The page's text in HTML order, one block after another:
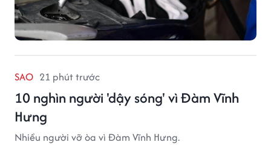
SAO 21 phút trước
10 nghìn người 'dậy sóng' vì Đàm Vĩnh
Hưng
Nhiều người vỡ òa vì Đàm Vĩnh Hưng.